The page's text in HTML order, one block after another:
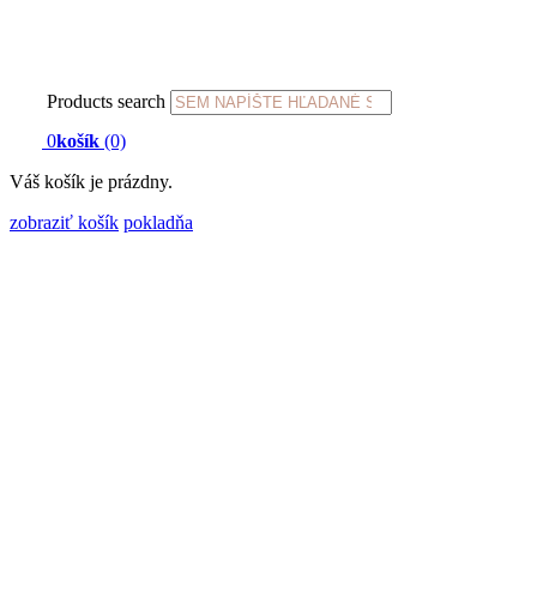
Products search
0košík (0)
Váš košík je prázdny.
zobraziť košík pokladňa